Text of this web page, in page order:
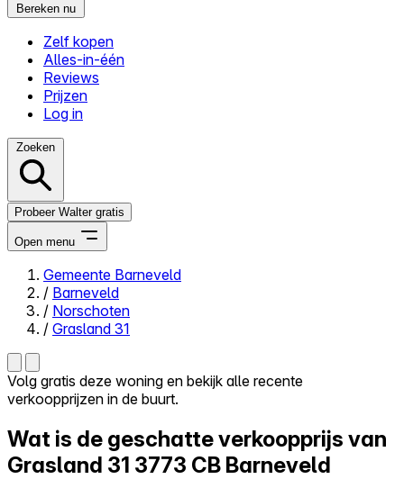
Bereken nu
Zelf kopen
Alles-in-één
Reviews
Prijzen
Log in
Zoeken
Probeer Walter gratis
Open menu
Close menu
Zelf kopen
Reviews
Prijzen
Gemeente Barneveld
/ Barneveld
/ Norschoten
/ Grasland 31
Volg gratis deze woning en bekijk alle recente
verkoopprijzen in de buurt.
Wat is de geschatte verkoopprijs van
Grasland 31 3773 CB Barneveld